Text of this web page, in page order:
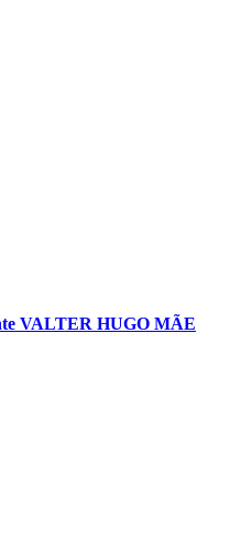
VALTER HUGO MÃE